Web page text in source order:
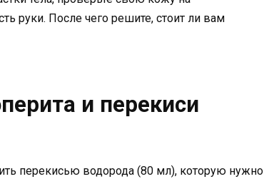
руки. После чего решите, стоит ли вам
и перекиси
перекисью водорода (80 мл), которую нужно